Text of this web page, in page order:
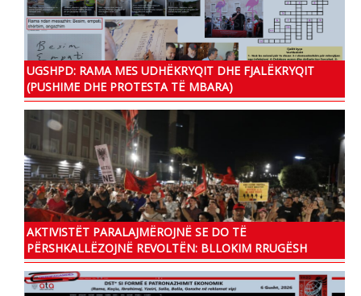
UGSHPD: RAMA MES UDHËKRYQIT DHE FJALËKRYQIT
(PUSHIME DHE PROTESTA TË MBARA)
AKTIVISTËT PARALAJMËROJNË SE DO TË
PËRSHKALLËZOJNË REVOLTËN: BLLOKIM RRUGËSH